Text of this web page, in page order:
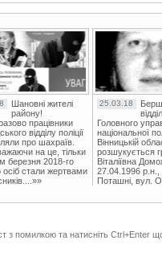
Шановні жителі
району!
працівники
відділу поліції
про шахраїв.
на це, тільки
березня 2018-го
осіб стали жертвами
25.03.18
Головного
національної
Вінницькій
розшукується
Віталіївна
27.04.1996 р.н.,
Поташні, вул.
з помилкою та натисніть Ctrl+Enter